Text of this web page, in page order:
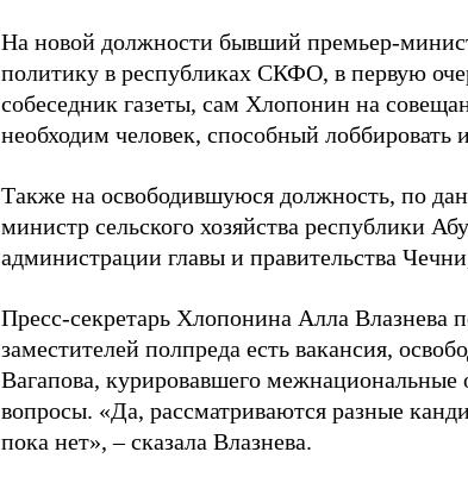
На новой должности бывший премьер-
политику в республиках СКФО, в первую
собеседник газеты, сам Хлопонин на
необходим человек, способный лоббировать
Также на освободившуюся должность, по
министр сельского хозяйства республики
администрации главы и правительства
Пресс-секретарь Хлопонина Алла Влазнева
заместителей полпреда есть вакансия,
Вагапова, курировавшего
вопросы. «Да, рассматриваются разные
пока нет», – сказала Влазнева.